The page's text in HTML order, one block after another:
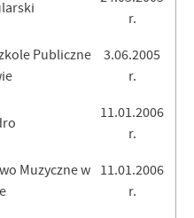
r.
Publiczne
3.06.2005
r.
11.01.2006
r.
Muzyczne w
11.01.2006
r.